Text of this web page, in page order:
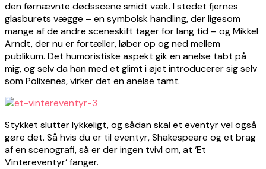
den førnævnte dødsscene smidt væk. I stedet fjernes
glasburets vægge – en symbolsk handling, der ligesom
mange af de andre sceneskift tager for lang tid – og Mikkel
Arndt, der nu er fortæller, løber op og ned mellem
publikum. Det humoristiske aspekt gik en anelse tabt på
mig, og selv da han med et glimt i øjet introducerer sig selv
som Polixenes, virker det en anelse tamt.
Stykket slutter lykkeligt, og sådan skal et eventyr vel også
gøre det. Så hvis du er til eventyr, Shakespeare og et brag
af en scenografi, så er der ingen tvivl om, at ‘Et
Vintereventyr’ fanger.